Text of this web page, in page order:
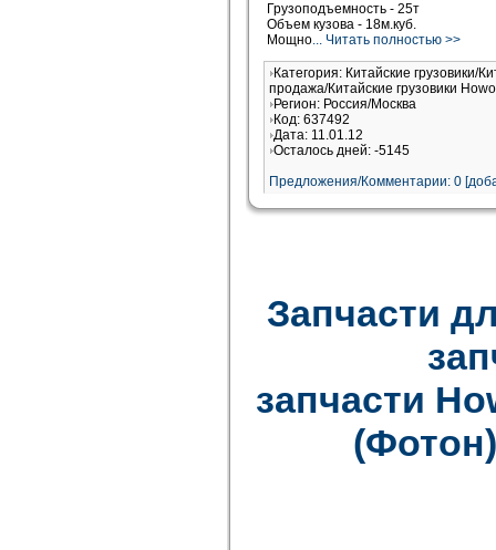
Грузоподъемность - 25т
Объем кузова - 18м.куб.
Мощно... Читать полностью >>
Категория: Китайские грузовики/
продажа/Китайские грузовики
Регион: Россия/Москва
Код: 637492
Дата: 11.01.12
Осталось дней: -5145
Предложения/Комментарии: 0
Запчасти
запчасти